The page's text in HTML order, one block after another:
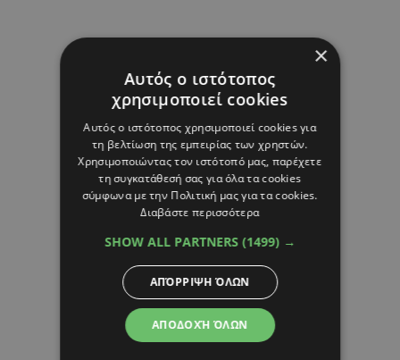
×
Αυτός ο ιστότοπος
χρησιμοποιεί cookies
Αυτός ο ιστότοπος χρησιμοποιεί cookies για
τη βελτίωση της εμπειρίας των χρηστών.
Χρησιμοποιώντας τον ιστότοπό μας, παρέχετε
τη συγκατάθεσή σας για όλα τα cookies
σύμφωνα με την Πολιτική μας για τα cookies.
Διαβάστε περισσότερα
SHOW ALL PARTNERS (1499) →
ΑΠΟΔΟΧΉ ΌΛΩΝ
ΑΠΌΡΡΙΨΗ ΌΛΩΝ